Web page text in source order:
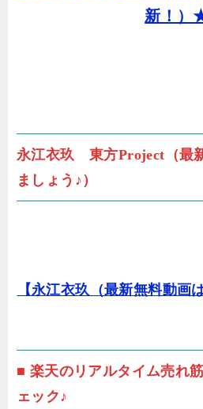
新！）
永江衣玖 東方Project（最
ましょう♪）
【永江衣玖（最新無料動画
■ 楽天のリアルタイム売れ
ェック♪